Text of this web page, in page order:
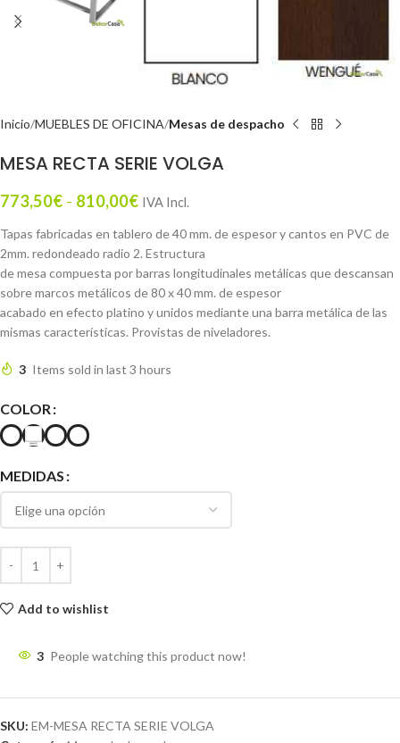
Inicio MUEBLES DE OFICINA Mesas de despacho
MESA RECTA SERIE VOLGA
773,50€ - 810,00€ IVA Incl.
Tapas fabricadas en tablero de 40 mm. de espesor y cantos en PVC de
2mm. redondeado radio 2. Estructura
de mesa compuesta por barras longitudinales metálicas que descansan
sobre marcos metálicos de 80 x 40 mm. de espesor
acabado en efecto platino y unidos mediante una barra metálica de las
mismas características. Provistas de niveladores.
3 Items sold in last 3 hours
COLOR
MEDIDAS
Add to wishlist
3 People watching this product now!
SKU: EM-MESA RECTA SERIE VOLGA